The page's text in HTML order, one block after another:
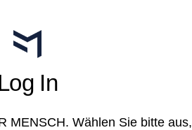
In
MENSCH. Wählen Sie bitte aus,